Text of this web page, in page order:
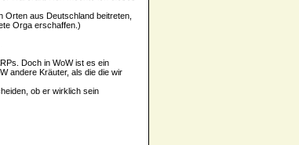
Orten aus Deutschland beitreten,
Orga erschaffen.)
Doch in WoW ist es ein
andere Kräuter, als die die wir
ob er wirklich sein